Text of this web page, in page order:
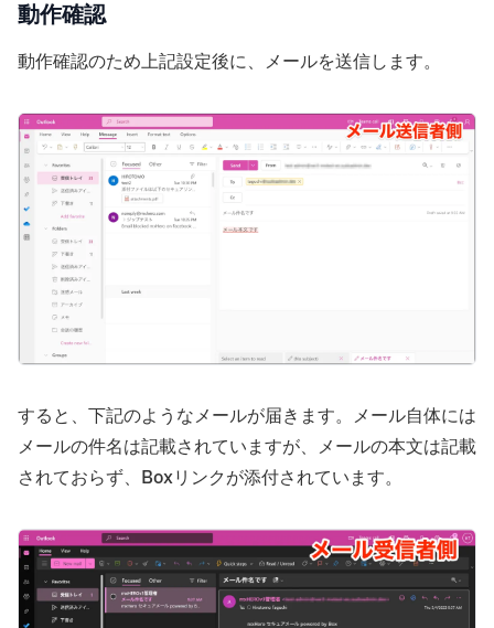
動作確認
動作確認のため上記設定後に、メールを送信します。
すると、下記のようなメールが届きます。メール自体には
メールの件名は記載されていますが、メールの本文は記載
されておらず、Boxリンクが添付されています。